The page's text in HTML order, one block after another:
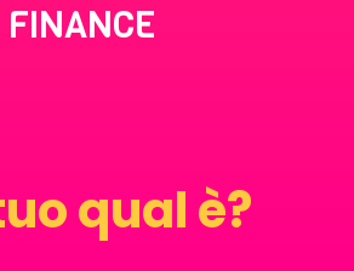
FINANCE
qual è?